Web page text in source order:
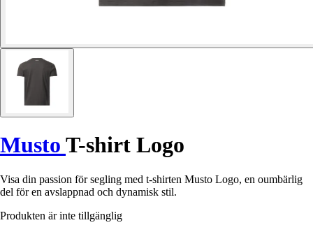
Musto T-shirt Logo
Visa din passion för segling med t-shirten Musto Logo, en oumbärlig
del för en avslappnad och dynamisk stil.
Produkten är inte tillgänglig